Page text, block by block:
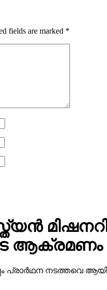
fields are marked *
ആക്രമണം
പ്രാര്‍ഥന നടത്തവെ